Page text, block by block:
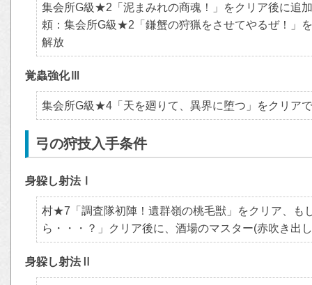
集会所G級★2「泥まみれの商魂！」をクリア後に追
頼：集会所G級★2「鎌蟹の狩猟をさせてやるぜ！」
解放
覚蟲強化Ⅲ
集会所G級★4「天を廻りて、異界に堕つ」をクリア
弓の狩技入手条件
身躱し射法Ⅰ
村★7「調査隊初陣！遺群嶺の桃毛獣」をクリア、も
ら・・・？」クリア後に、酒場のマスター(赤吹き出
身躱し射法Ⅱ